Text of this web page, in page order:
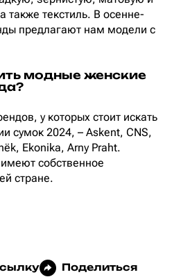
также текстиль. В осенне-
предлагают нам модели с
модные женские
у которых стоит искать
сумок 2024, – Askent, CNS,
Ekonika, Arny Praht.
собственное
стране.
Поделиться